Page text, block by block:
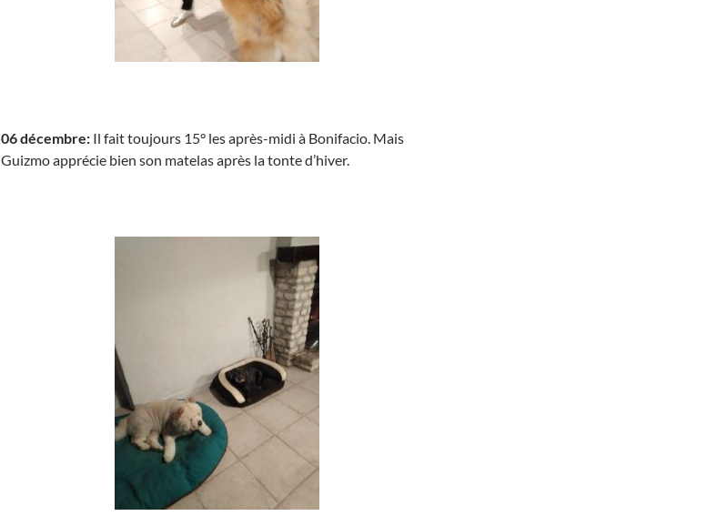
06 décembre: Il fait toujours 15° les après-midi à Bonifacio. Mais
Guizmo apprécie bien son matelas après la tonte d’hiver.